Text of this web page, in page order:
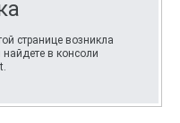
странице возникла
в консоли